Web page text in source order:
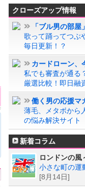
クローズアップ情報
「ブル男の部屋
歌って踊ってつぶ
毎日更新！？
カードローン、
私でも審査が通る
厳選比較！即日融
働く男の応援マ
薄毛、メタボから
の悩み解決サイト
新着コラム
ロンドンの風
小さな町の運
[8月14日]